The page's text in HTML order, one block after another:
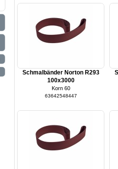
Schmalbänder Norton R293
100x3000
Korn 60
63642548447